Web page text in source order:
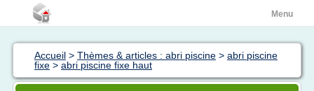
Menu
Accueil > Thèmes & articles : abri piscine > abri piscine
fixe > abri piscine fixe haut